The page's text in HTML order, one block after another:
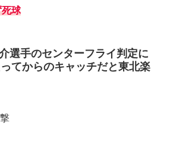
球
選手のセンターフライ判定に
てからのキャッチだと東北楽